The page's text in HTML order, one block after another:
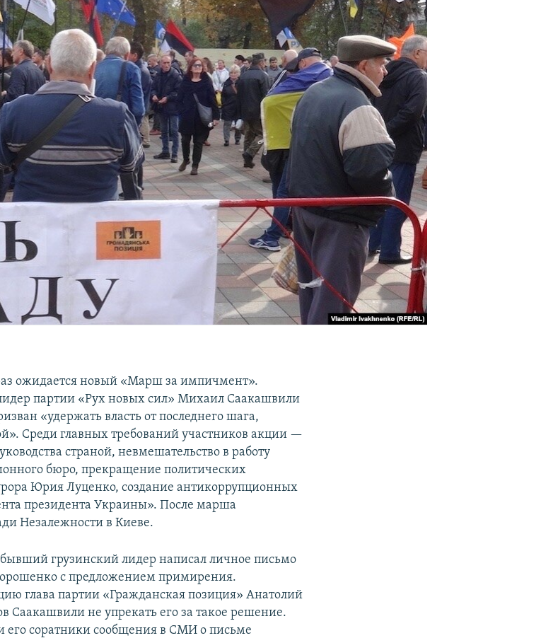
ожидается новый «Марш за импичмент».
партии «Рух новых сил» Михаил Саакашвили
«удержать власть от последнего шага,
Среди главных требований участников акции —
страной, невмешательство в работу
бюро, прекращение политических
Юрия Луценко, создание антикоррупционных
президента Украины». После марша
Незалежности в Киеве.
бывший грузинский лидер написал личное письмо
с предложением примирения.
глава партии «Гражданская позиция» Анатолий
Саакашвили не упрекать его за такое решение.
его соратники сообщения в СМИ о письме